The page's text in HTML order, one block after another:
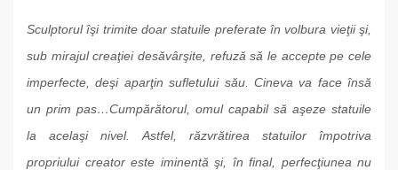
Sculptorul îşi trimite doar statuile preferate în volbura vieţii şi,
sub mirajul creaţiei desăvârşite, refuză să le accepte pe cele
imperfecte, deşi aparţin sufletului său. Cineva va face însă
un prim pas…Cumpărătorul, omul capabil să aşeze statuile
la acelaşi nivel. Astfel, răzvrătirea statuilor împotriva
propriului creator este iminentă şi, în final, perfecţiunea nu